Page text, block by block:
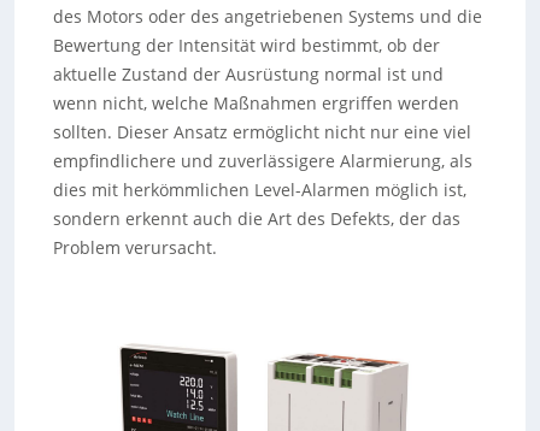
des Motors oder des angetriebenen Systems und die
Bewertung der Intensität wird bestimmt, ob der
aktuelle Zustand der Ausrüstung normal ist und
wenn nicht, welche Maßnahmen ergriffen werden
sollten. Dieser Ansatz ermöglicht nicht nur eine viel
empfindlichere und zuverlässigere Alarmierung, als
dies mit herkömmlichen Level-Alarmen möglich ist,
sondern erkennt auch die Art des Defekts, der das
Problem verursacht.